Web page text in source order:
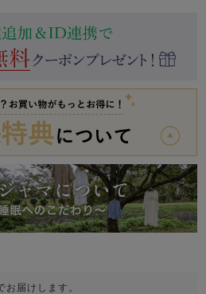
冬
地一覧はこちら
ーブ
お届けします。